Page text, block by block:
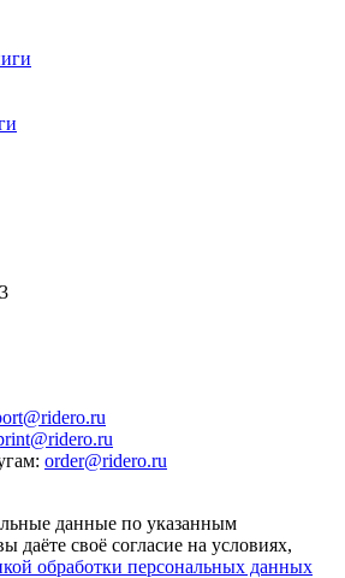
: order@ridero.ru
данные по указанным
даёте своё согласие на условиях,
обработки персональных данных